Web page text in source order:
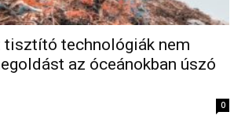
technológiák nem
az óceánokban úszó
0